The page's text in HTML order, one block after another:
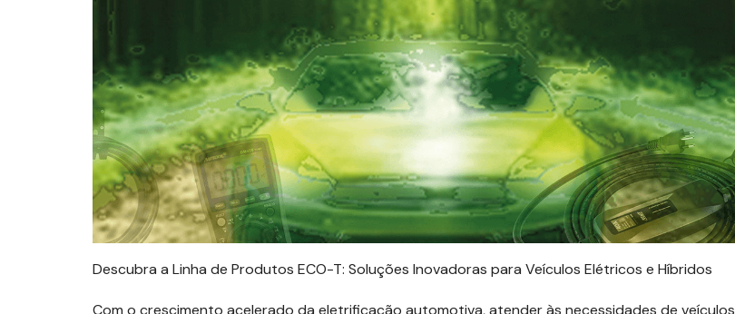
Descubra a Linha de Produtos ECO-T: Soluções Inovadoras para Veículos Elétricos e Híbridos
Com o crescimento acelerado da eletrificação automotiva, atender às necessidades de veículos